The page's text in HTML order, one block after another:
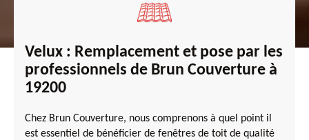
Velux : Remplacement et pose par les
professionnels de Brun Couverture à
19200
Chez Brun Couverture, nous comprenons à quel point il
est essentiel de bénéficier de fenêtres de toit de qualité